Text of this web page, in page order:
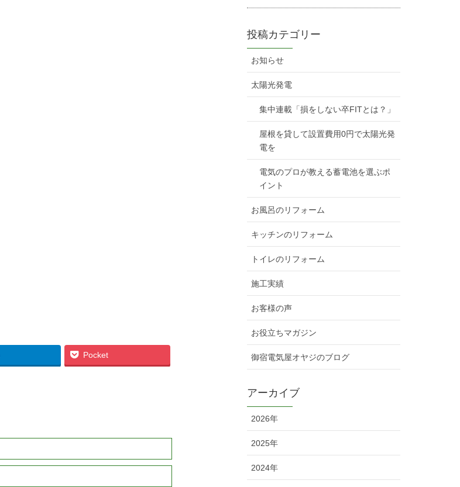
Pocket
投稿カテゴリー
お知らせ
太陽光発電
集中連載「損をしない卒FITとは？」
屋根を貸して設置費用0円で太陽光発
電を
電気のプロが教える蓄電池を選ぶポ
イント
お風呂のリフォーム
キッチンのリフォーム
トイレのリフォーム
施工実績
お客様の声
お役立ちマガジン
御宿電気屋オヤジのブログ
アーカイブ
2026年
2025年
2024年